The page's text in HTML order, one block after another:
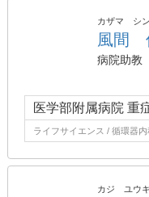
カザマ シ
風間
病院助教
医学部附属病院 重
ライフサイエンス / 循環器
カジ ユウキ